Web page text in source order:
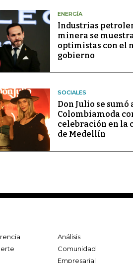
ENERGÍA
Industrias
minera se
optimistas con el
gobierno
SOCIALES
Don Julio se sumó
Colombiamoda
celebración en la
de Medellín
Análisis
Comunidad
Empresarial